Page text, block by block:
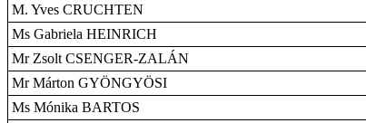
M. Yves CRUCHTEN
Ms Gabriela HEINRICH
Mr Zsolt CSENGER-ZALÁN
Mr Márton GYÖNGYÖSI
Ms Mónika BARTOS